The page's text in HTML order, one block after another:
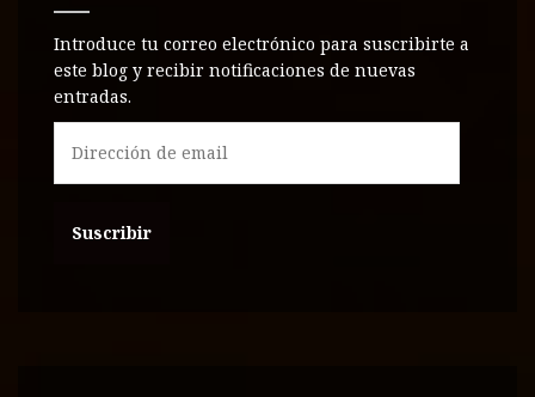
Introduce tu correo electrónico para suscribirte a
este blog y recibir notificaciones de nuevas
entradas.
r